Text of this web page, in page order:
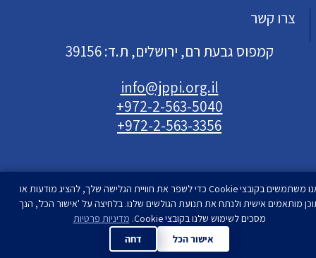
צרו קשר
קמפוס גבעת רם, ירושלים, ת.ד: 39156
info@jppi.org.il
+972-2-563-5040
+972-2-563-3356
עיצוב ופיתוחסטודיו רימון| המכון למדיניות העם
היהודי | כל הזכויות שמורות
אנו משתמשים בקובצי Cookie כדי לשפר את חוויית הגלישה שלך, להציג מודעות או
מותאמים אישית ולנתח את תנועת הגולשים שלנו. בלחיצה על 'אישור הכל', הנך
מסכים לשימוש שלנו בקובצי Cookie.
מדיניות פרטיות
אישור הכל
דחה